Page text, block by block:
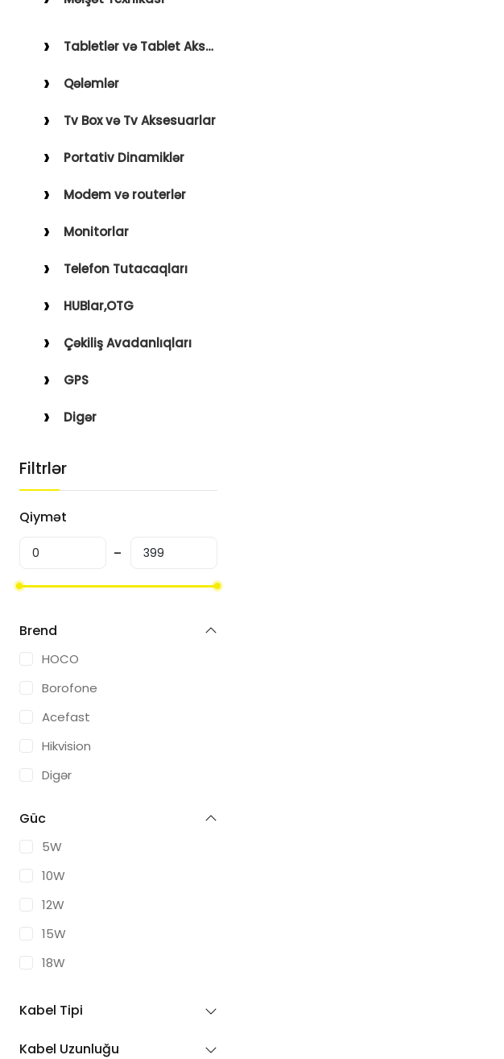
Holder
Avto Kameralar
Fenlər
Blender, Toster, Kettle
Tabletlər və Tablet Aksesuarları
Qələmlər
Tv Box və Tv Aksesuarlar
Portativ Dinamiklər
Modem və routerlər
Monitorlar
Telefon Tutacaqları
HUBlar,OTG
Çəkiliş Avadanlıqları
GPS
Digər
Filtrlər
Qiymət
Brend
HOCO
Borofone
Acefast
Hikvision
Digər
Güc
5W
10W
12W
15W
18W
30W
Kabel Tipi
Kabel Uzunluğu